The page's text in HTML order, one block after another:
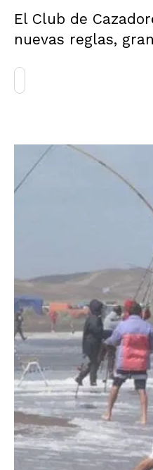
El Club de
nuevas reglas,